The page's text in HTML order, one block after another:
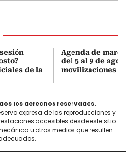
de la
Agenda de
del 5 al 9 de
movilizaciones y
los derechos reservados.
expresa de las reproducciones y
accesibles desde este sitio
u otros medios que resulten